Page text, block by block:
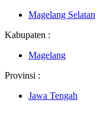
Magelang Selatan
Kabupaten :
Magelang
Provinsi :
Jawa Tengah